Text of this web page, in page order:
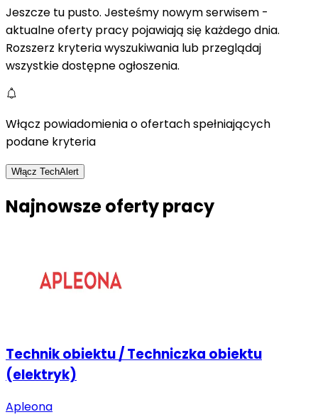
Jeszcze tu pusto. Jesteśmy nowym serwisem -
aktualne oferty pracy pojawiają się każdego dnia.
Rozszerz kryteria wyszukiwania lub przeglądaj
wszystkie dostępne ogłoszenia.
Włącz powiadomienia o ofertach spełniających
podane kryteria
Włącz TechAlert
Najnowsze oferty pracy
Technik obiektu / Techniczka obiektu
(elektryk)
Apleona